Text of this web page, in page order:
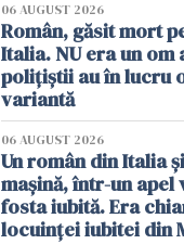
06 AUGUST 2026
Român, găsit mort
Italia. NU era un
polițiștii au în lucru
variantă
06 AUGUST 2026
Un român din Italia
mașină, într-un apel
fosta iubită. Era
locuinței iubitei din